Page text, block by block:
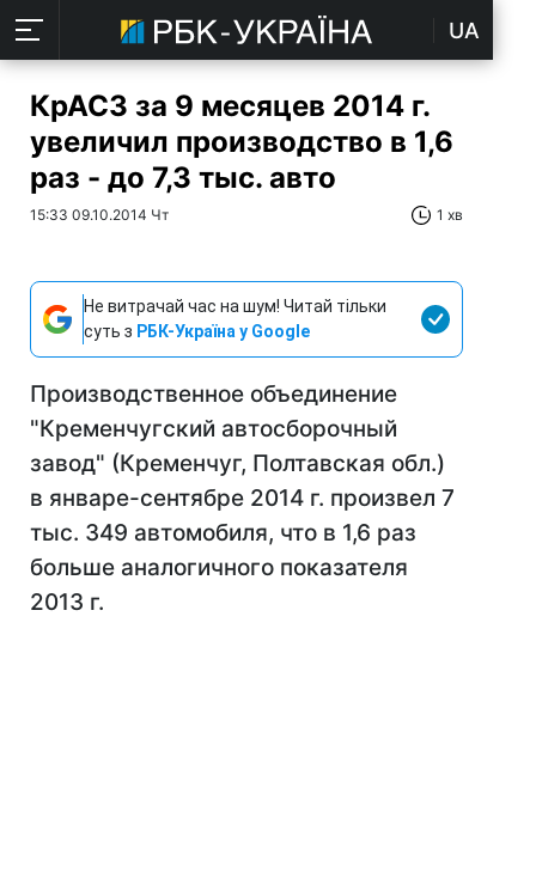
UA
КрАСЗ за 9 месяцев 2014 г.
увеличил производство в 1,6
раз - до 7,3 тыс. авто
15:33 09.10.2014 Чт 1 хв
Не витрачай час на шум! Читай тільки
суть з РБК-Україна у Google
Производственное объединение
"Кременчугский автосборочный
завод" (Кременчуг, Полтавская обл.)
в январе-сентябре 2014 г. произвел 7
тыс. 349 автомобиля, что в 1,6 раз
больше аналогичного показателя
2013 г.